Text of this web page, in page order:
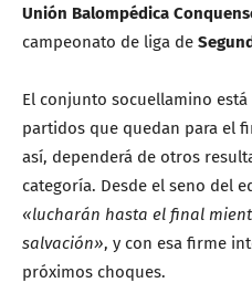
Unión Balompédica
campeonato de liga de
El conjunto socuellamino
partidos que quedan para el
así, dependerá de otros
categoría. Desde el seno del
«lucharán hasta el final
salvación», y con esa firme
próximos choques.